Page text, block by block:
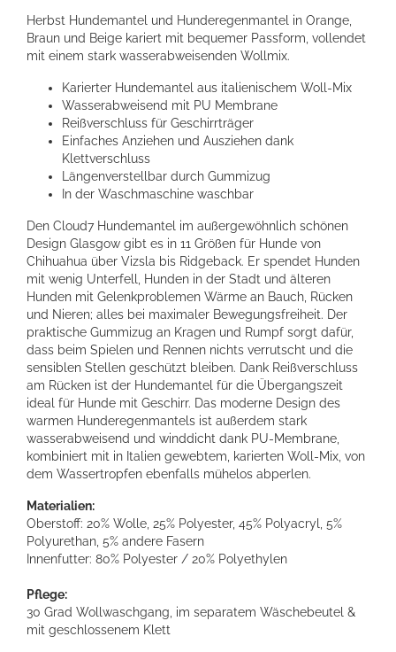
Herbst Hundemantel und Hunderegenmantel in Orange,
Braun und Beige kariert mit bequemer Passform, vollendet
mit einem stark wasserabweisenden Wollmix.
Karierter Hundemantel aus italienischem Woll-Mix
Wasserabweisend mit PU Membrane
Reißverschluss für Geschirrträger
Einfaches Anziehen und Ausziehen dank
Klettverschluss
Längenverstellbar durch Gummizug
In der Waschmaschine waschbar
Den Cloud7 Hundemantel im außergewöhnlich schönen
Design Glasgow gibt es in 11 Größen für Hunde von
Chihuahua über Vizsla bis Ridgeback. Er spendet Hunden
mit wenig Unterfell, Hunden in der Stadt und älteren
Hunden mit Gelenkproblemen Wärme an Bauch, Rücken
und Nieren; alles bei maximaler Bewegungsfreiheit. Der
praktische Gummizug an Kragen und Rumpf sorgt dafür,
dass beim Spielen und Rennen nichts verrutscht und die
sensiblen Stellen geschützt bleiben. Dank Reißverschluss
am Rücken ist der Hundemantel für die Übergangszeit
ideal für Hunde mit Geschirr. Das moderne Design des
warmen Hunderegenmantels ist außerdem stark
wasserabweisend und winddicht dank PU-Membrane,
kombiniert mit in Italien gewebtem, karierten Woll-Mix, von
dem Wassertropfen ebenfalls mühelos abperlen.
Materialien:
Oberstoff: 20% Wolle, 25% Polyester, 45% Polyacryl, 5%
Polyurethan, 5% andere Fasern
Innenfutter: 80% Polyester / 20% Polyethylen
Pflege:
30 Grad Wollwaschgang, im separatem Wäschebeutel &
mit geschlossenem Klett